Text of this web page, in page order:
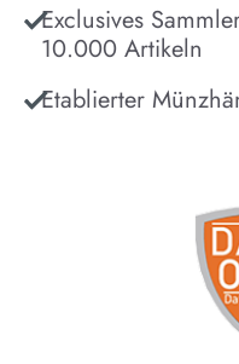
Exclusives
10.000 Artikeln
Etablierter